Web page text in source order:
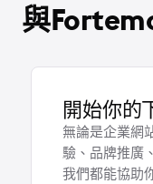
與
開始你的
無論是企業網
驗、品牌推廣
我們都能協助